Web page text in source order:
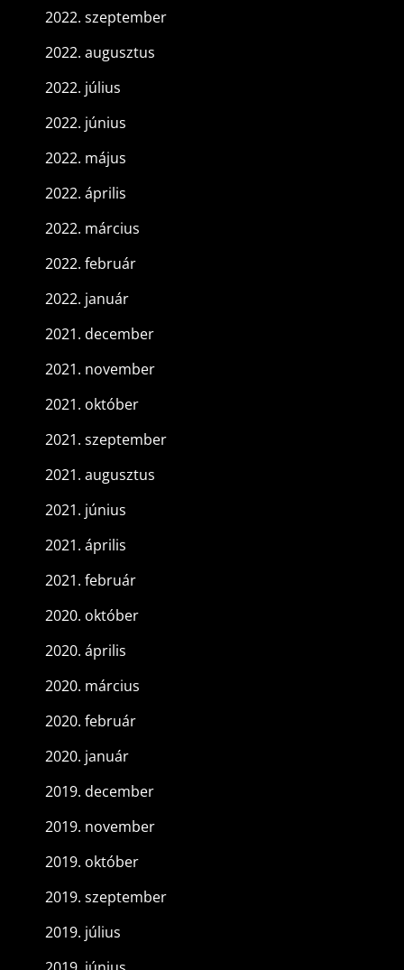
2022. szeptember
2022. augusztus
2022. július
2022. június
2022. május
2022. április
2022. március
2022. február
2022. január
2021. december
2021. november
2021. október
2021. szeptember
2021. augusztus
2021. június
2021. április
2021. február
2020. október
2020. április
2020. március
2020. február
2020. január
2019. december
2019. november
2019. október
2019. szeptember
2019. július